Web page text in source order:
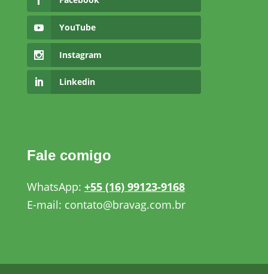
YouTube
Instagram
Linkedin
Fale comigo
WhatsApp: +55 (16) 99123-9168
E-mail: contato@bravag.com.br